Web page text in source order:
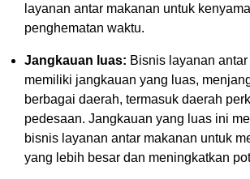
layanan antar makanan untuk
penghematan waktu.
Jangkauan luas: Bisnis layanan
memiliki jangkauan yang luas,
berbagai daerah, termasuk daerah
pedesaan. Jangkauan yang luas ini
bisnis layanan antar makanan untuk
yang lebih besar dan meningkatkan